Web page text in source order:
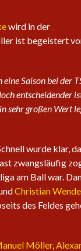
wird in der
ist begeistert
Saison bei der
entscheidender
sehr großen Wert
wurde klar,
zwangsläufig
am Ball war.
Christian
des Feldes
Möller,